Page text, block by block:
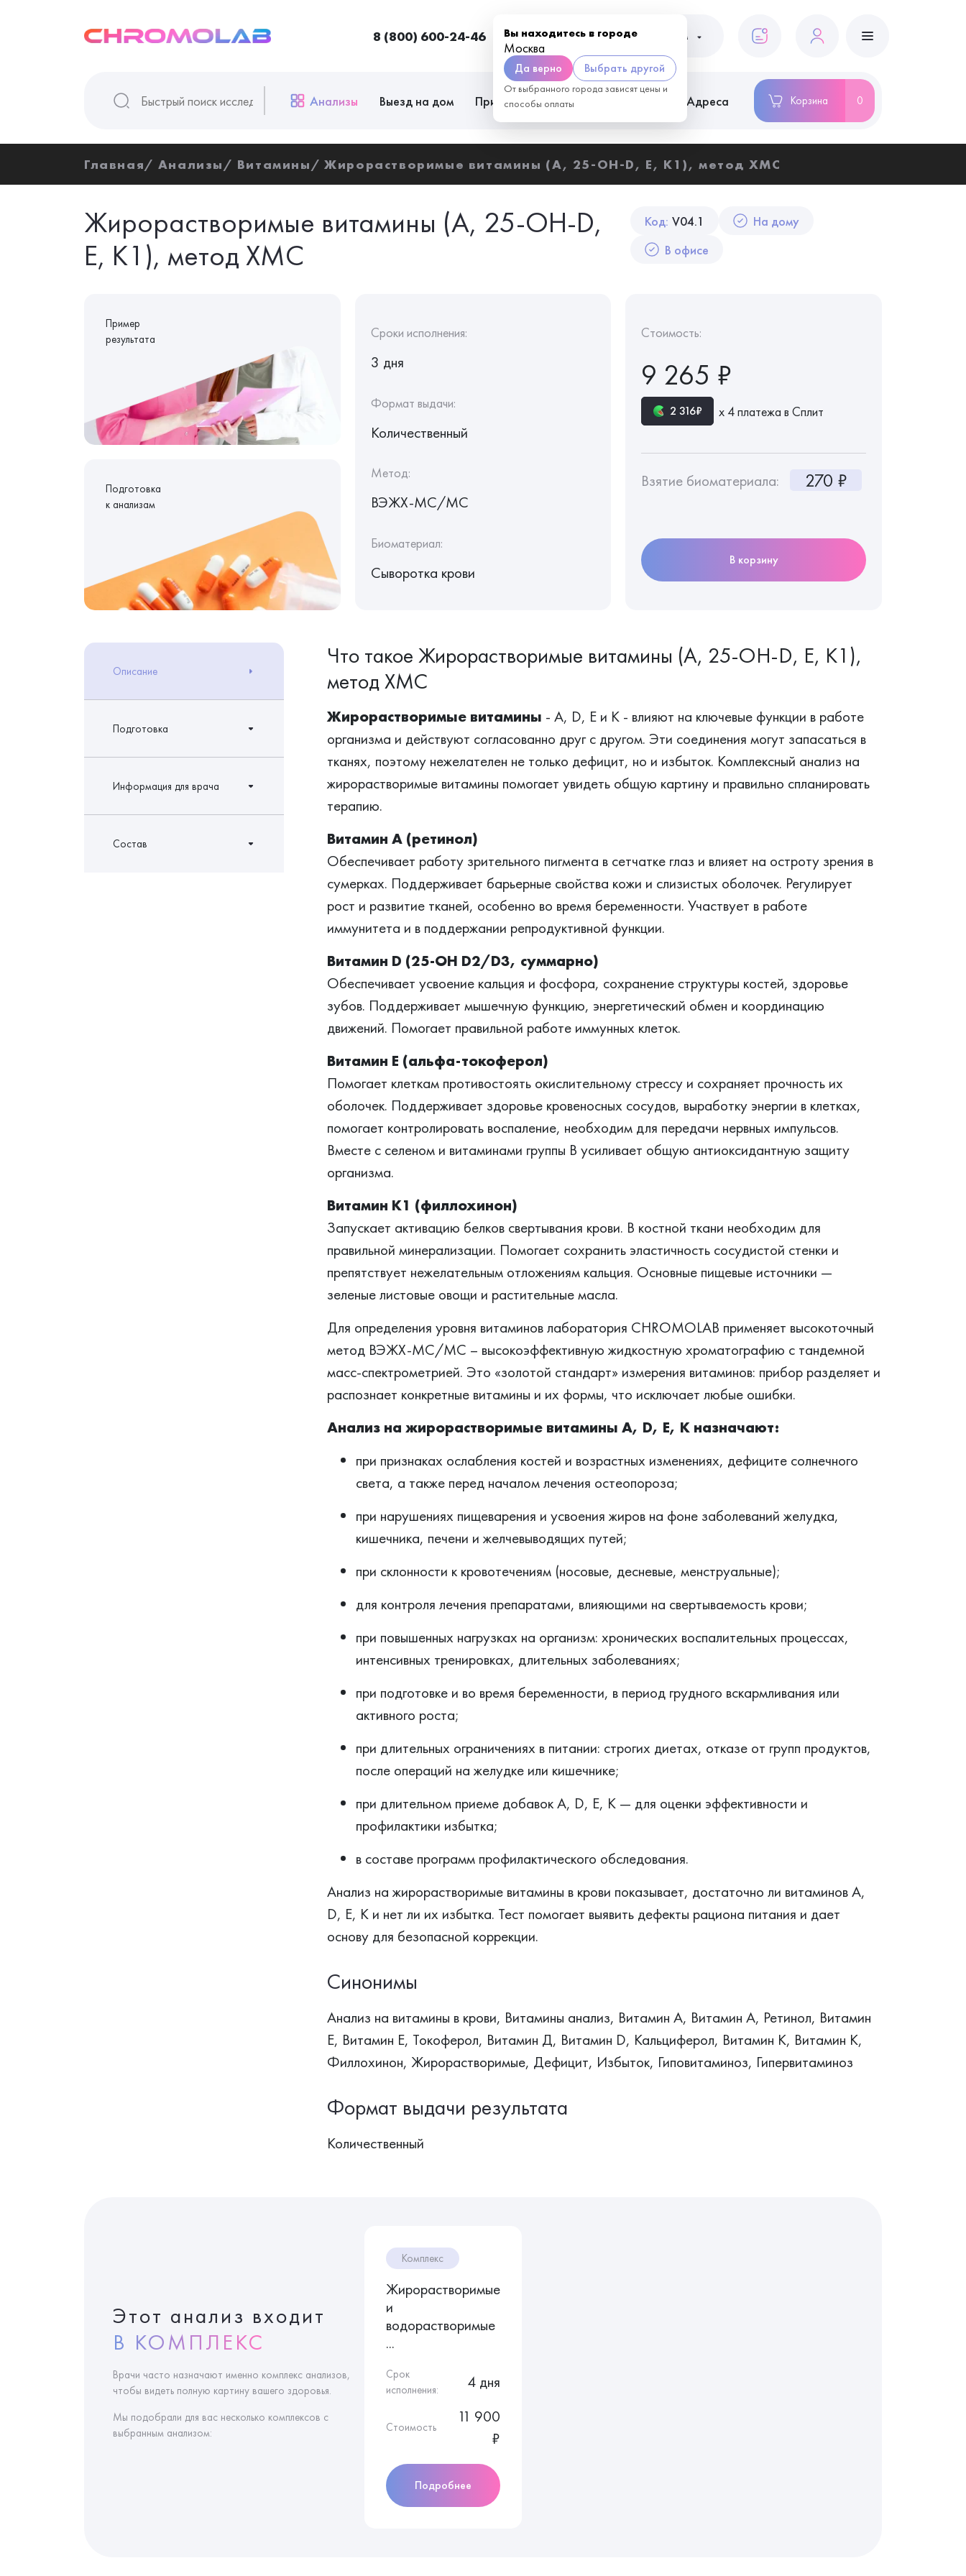
8 (800) 600-24-46 Вы находитесь в городе
Москва
Да верно Выбрать другой
От выбранного города зависят цены и
способы оплаты
Москва Пациентам
Анализы Выезд на дом Приём врачей Адреса Корзина 0
Главная Анализы Витамины Жирорастворимые витамины (A, 25-OH-D, E, K1), метод ХМС
Код: V04.1
На дому
В офисе
Жирорастворимые витамины (A, 25-OH-D,
E, K1), метод ХМС
Пример
результата
Подготовка
к анализам
Сроки исполнения:
3 дня
Формат выдачи:
Количественный
Метод:
ВЭЖХ-МС/МС
Биоматериал:
Сыворотка крови
Стоимость:
9 265 ₽
2 316₽ х 4 платежа в Сплит
Взятие биоматериала: 270 ₽
В корзину
Описание
Подготовка
Информация для врача
Состав
Что такое Жирорастворимые витамины (A, 25-OH-D, E, K1),
метод ХМС
Жирорастворимые витамины - А, D, Е и К - влияют на ключевые функции в работе
организма и действуют согласованно друг с другом. Эти соединения могут запасаться в
тканях, поэтому нежелателен не только дефицит, но и избыток. Комплексный анализ на
жирорастворимые витамины помогает увидеть общую картину и правильно спланировать
терапию.
Витамин A (ретинол)
Обеспечивает работу зрительного пигмента в сетчатке глаз и влияет на остроту зрения в
сумерках. Поддерживает барьерные свойства кожи и слизистых оболочек. Регулирует
рост и развитие тканей, особенно во время беременности. Участвует в работе
иммунитета и в поддержании репродуктивной функции.
Витамин D (25-OH D2/D3, суммарно)
Обеспечивает усвоение кальция и фосфора, сохранение структуры костей, здоровье
зубов. Поддерживает мышечную функцию, энергетический обмен и координацию
движений. Помогает правильной работе иммунных клеток.
Витамин E (альфа-токоферол)
Помогает клеткам противостоять окислительному стрессу и сохраняет прочность их
оболочек. Поддерживает здоровье кровеносных сосудов, выработку энергии в клетках,
помогает контролировать воспаление, необходим для передачи нервных импульсов.
Вместе с селеном и витаминами группы B усиливает общую антиоксидантную защиту
организма.
Витамин K1 (филлохинон)
Запускает активацию белков свертывания крови. В костной ткани необходим для
правильной минерализации. Помогает сохранить эластичность сосудистой стенки и
препятствует нежелательным отложениям кальция. Основные пищевые источники —
зеленые листовые овощи и растительные масла.
Для определения уровня витаминов лаборатория CHROMOLAB применяет высокоточный
метод ВЭЖХ-МС/МС – высокоэффективную жидкостную хроматографию с тандемной
масс-спектрометрией. Это «золотой стандарт» измерения витаминов: прибор разделяет и
распознает конкретные витамины и их формы, что исключает любые ошибки.
Анализ на жирорастворимые витамины A, D, E, K назначают:
при признаках ослабления костей и возрастных изменениях, дефиците солнечного
света, а также перед началом лечения остеопороза;
при нарушениях пищеварения и усвоения жиров на фоне заболеваний желудка,
кишечника, печени и желчевыводящих путей;
при склонности к кровотечениям (носовые, десневые, менструальные);
для контроля лечения препаратами, влияющими на свертываемость крови;
при повышенных нагрузках на организм: хронических воспалительных процессах,
интенсивных тренировках, длительных заболеваниях;
при подготовке и во время беременности, в период грудного вскармливания или
активного роста;
при длительных ограничениях в питании: строгих диетах, отказе от групп продуктов,
после операций на желудке или кишечнике;
при длительном приеме добавок А, D, Е, К — для оценки эффективности и
профилактики избытка;
в составе программ профилактического обследования.
Анализ на жирорастворимые витамины в крови показывает, достаточно ли витаминов A,
D, E, K и нет ли их избытка. Тест помогает выявить дефекты рациона питания и дает
основу для безопасной коррекции.
Синонимы
Анализ на витамины в крови, Витамины анализ, Витамин А, Витамин A, Ретинол, Витамин
Е, Витамин E, Токоферол, Витамин Д, Витамин D, Кальциферол, Витамин К, Витамин K,
Филлохинон, Жирорастворимые, Дефицит, Избыток, Гиповитаминоз, Гипервитаминоз
Формат выдачи результата
Количественный
Этот анализ входит
В КОМПЛЕКС
Врачи часто назначают именно комплекс анализов,
чтобы видеть полную картину вашего здоровья.
Мы подобрали для вас несколько комплексов с
выбранным анализом:
Комплекс
Жирорастворимые
и
водорастворимые
...
Срок
исполнения:
4 дня
Стоимость
11 900
₽
Подробнее